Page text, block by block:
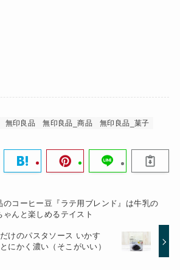
無印良品 無印良品_商品 無印良品_菓子
のコーヒー豆『ラテ用ブレンド』は牛乳の
ゃんと楽しめるテイスト
けのパスタソース いかす
にかく濃い（そこがいい）